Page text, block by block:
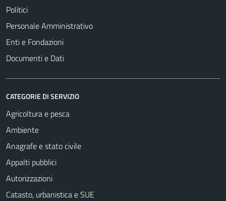
Politici
Personale Amministrativo
Enti e Fondazioni
Documenti e Dati
CATEGORIE DI SERVIZIO
Agricoltura e pesca
Ambiente
Anagrafe e stato civile
Appalti pubblici
Autorizzazioni
Catasto, urbanistica e SUE